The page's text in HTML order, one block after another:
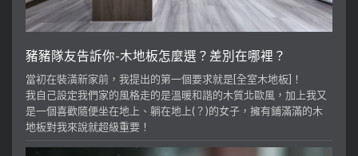
豬豬隊友告訴你-木地板怎麼選？差別在哪裡？
當初在裝潢新家前，我提出的第一個要求就是[全室木地板]！
我自己設定我們家的風格走的是溫暖和諧的木質北歐風，加上我又
是一個喜歡隨便坐在地上、躺在地上(？)的女子，擁有鋪滿滿的木
地板對我來說就超級重要！